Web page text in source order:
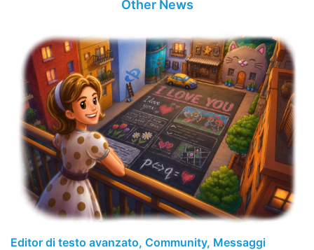
Other News
Editor di testo avanzato, Community, Messaggi